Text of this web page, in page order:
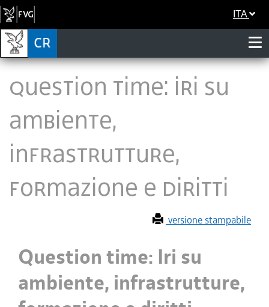
ITA
Question time: Iri su
ambiente,
infrastrutture,
formazione e diritti
versione stampabile
Question time: Iri su
ambiente, infrastrutture,